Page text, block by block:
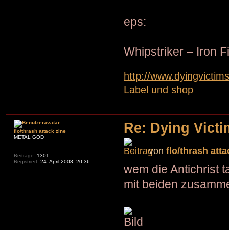
eps:
Whipstriker – Iron
http://
Label und shop
Re: Dying
vonflo/thrash
wem die Antichrist
mit beiden
flo/thrash attack zine
METAL GOD
Beiträge: 1301
Registriert: 24. April 2008, 20:36